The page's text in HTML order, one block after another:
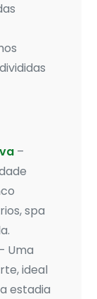
–
spa
Uma
ideal
estadia